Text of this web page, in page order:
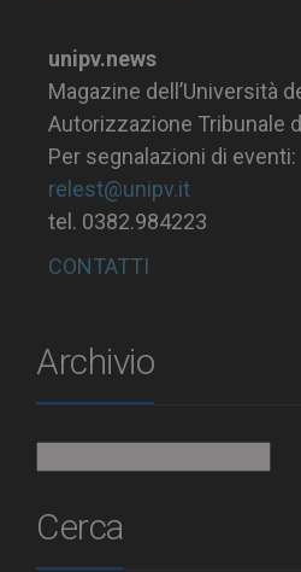
unipv.news
Magazine dell’Università
Autorizzazione Tribunale
Per segnalazioni di eventi:
relest@unipv.it
tel. 0382.984223
CONTATTI
Archivio
Cerca